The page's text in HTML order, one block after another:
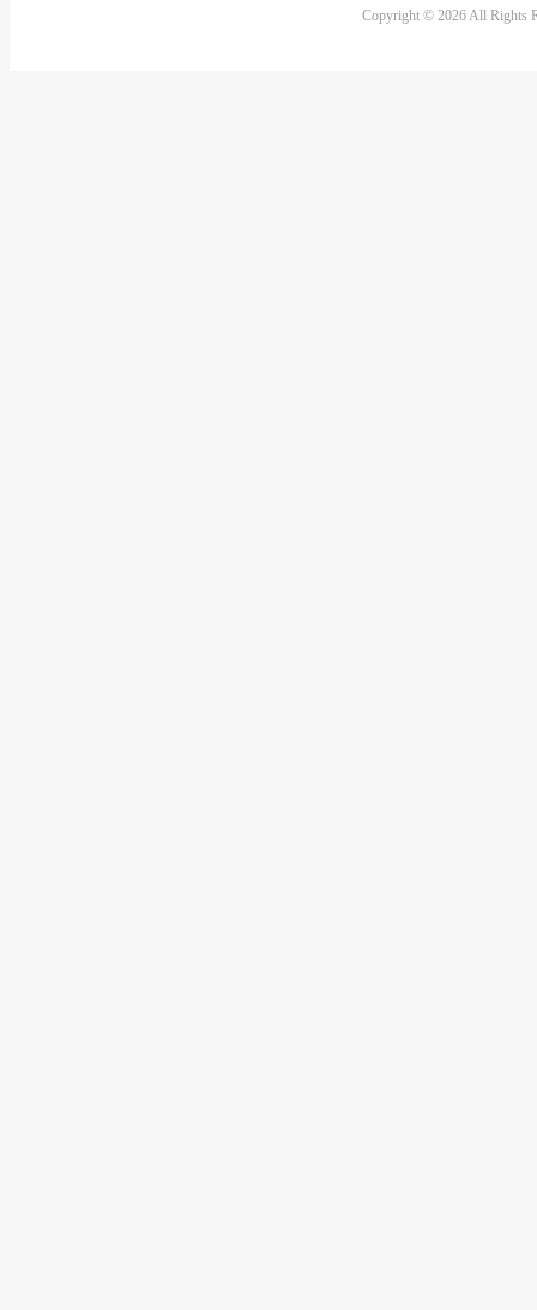
Copyright © 2026 All Rights